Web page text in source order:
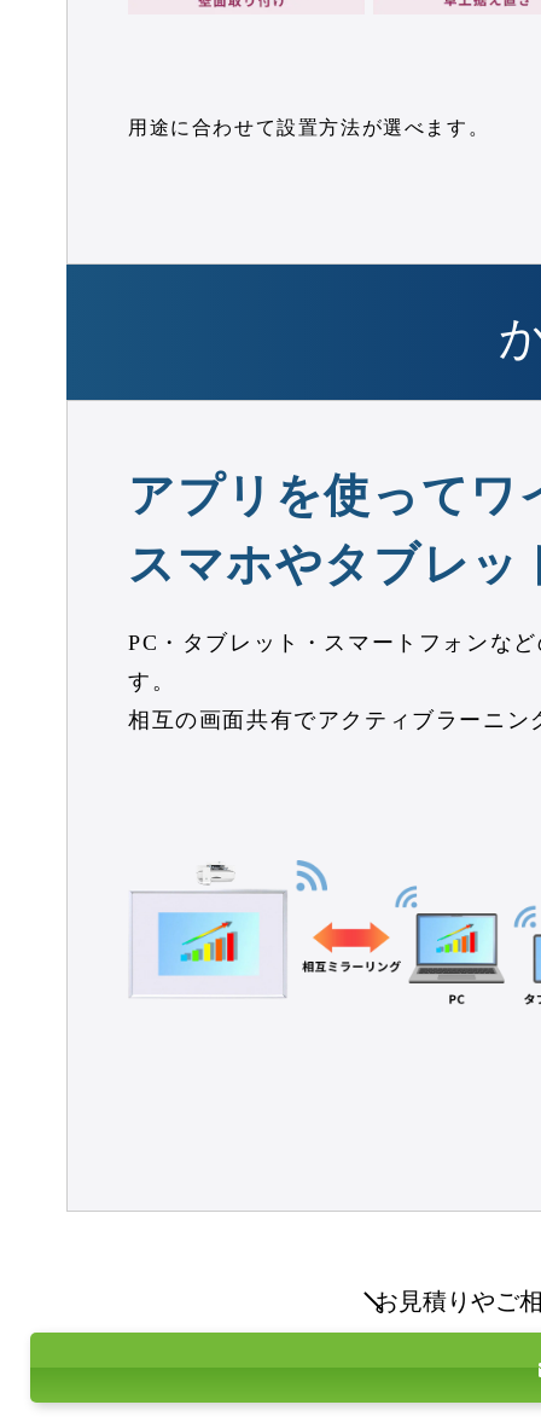
用途に合わせて設置方法が選べます。
アプリを使って ワ
スマホやタブレッ
PC・タブレット・スマートフォンな
す。
相互の画面共有でアクティブラーニン
お見積りやご